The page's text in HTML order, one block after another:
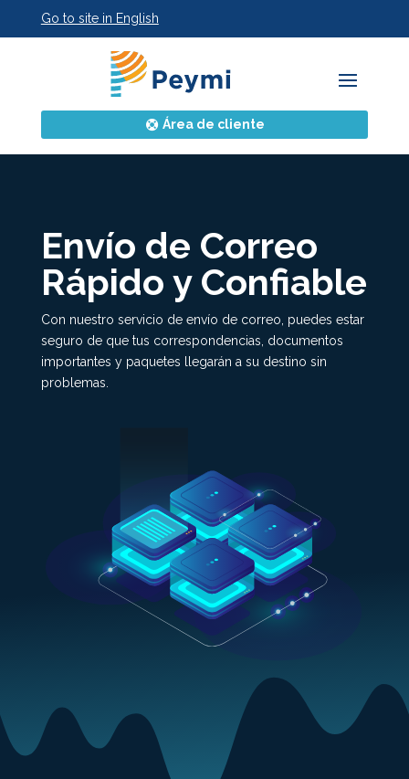
Go to site in English
Área de cliente
Envío de Correo
Rápido y Confiable
Con nuestro servicio de envío de correo, puedes estar
seguro de que tus correspondencias, documentos
importantes y paquetes llegarán a su destino sin
problemas.